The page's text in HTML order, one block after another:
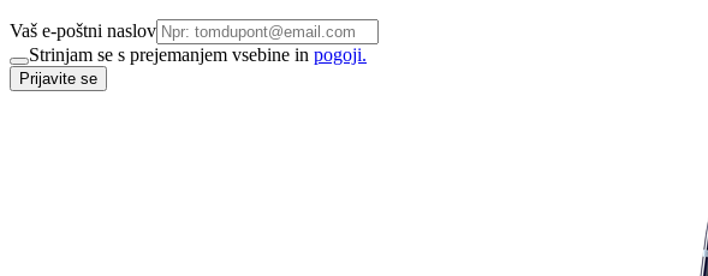
Vaš e-poštni naslov
Strinjam se s prejemanjem vsebine in pogoji.
Prijavite se